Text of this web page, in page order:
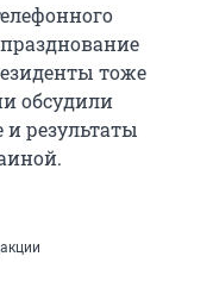
тоже
обсудили
результаты